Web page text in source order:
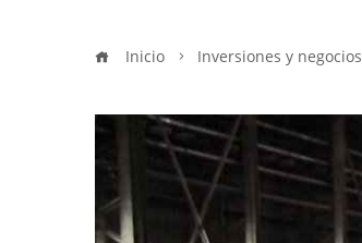
Inicio Inversiones y negocios